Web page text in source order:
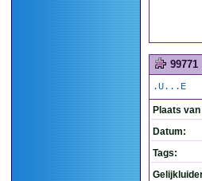
99771
.U...E
Plaats
Datum:
Tags: